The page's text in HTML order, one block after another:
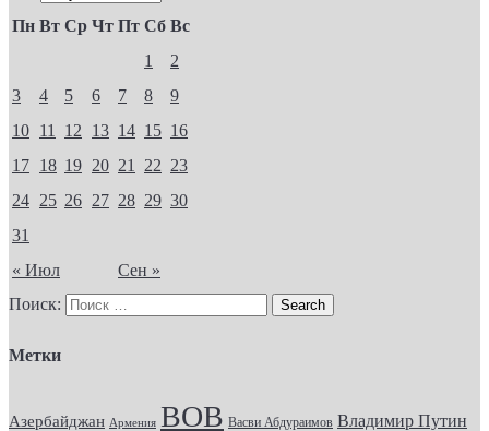
Пн Вт Ср Чт Пт Сб Вс
« Июл Сен »
1
2
3
4 5 6 7 8
9
10 11 12 13 14 15 16
17 18 19 20 21 22 23
24 25 26 27 28 29 30
31
Поиск:
Метки
Азербайджан Армения ВОВ Васви Абдураимов Владимир Путин